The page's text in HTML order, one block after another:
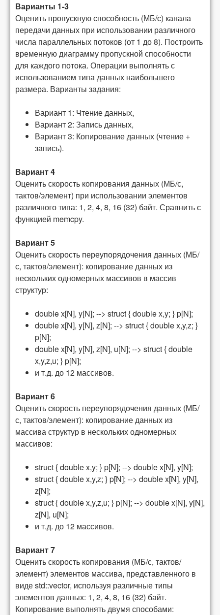
Варианты 1-3
Оценить пропускную способность (МБ/с) канала
передачи данных при использовании различного
числа параллельных потоков (от 1 до 8). Построить
временную диаграмму пропускной способности
для каждого потока. Операции выполнять с
использованием типа данных наибольшего
размера. Варианты задания:
Вариант 1: Чтение данных,
Вариант 2: Запись данных,
Вариант 3: Копирование данных (чтение +
запись).
Вариант 4
Оценить скорость копирования данных (МБ/с,
тактов/элемент) при использовании элементов
различного типа: 1, 2, 4, 8, 16 (32) байт. Сравнить с
функцией memcpy.
Вариант 5
Оценить скорость переупорядочения данных (МБ/
с, тактов/элемент): копирование данных из
нескольких одномерных массивов в массив
структур:
double x[N], y[N]; --> struct { double x,y; } p[N];
double x[N], y[N], z[N]; --> struct { double x,y,z; }
p[N];
double x[N], y[N], z[N], u[N]; --> struct { double
x,y,z,u; } p[N];
и т.д. до 12 массивов.
Вариант 6
Оценить скорость переупорядочения данных (МБ/
с, тактов/элемент): копирование данных из
массива структур в нескольких одномерных
массивов:
struct { double x,y; } p[N]; --> double x[N], y[N];
struct { double x,y,z; } p[N]; --> double x[N], y[N],
z[N];
struct { double x,y,z,u; } p[N]; --> double x[N], y[N],
z[N], u[N];
и т.д. до 12 массивов.
Вариант 7
Оценить скорость копирования (МБ/с, тактов/
элемент) элементов массива, представленного в
видеstd::vector, используя различные типы
элементов данных: 1, 2, 4, 8, 16 (32) байт.
Копирование выполнять двумя способами: